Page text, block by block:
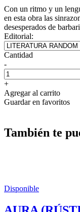
Con un ritmo y un
en esta obra las
desesperados de
Editorial:
Cantidad
-
+
Agregar al carrito
Guardar en favoritos
También te
Disponible